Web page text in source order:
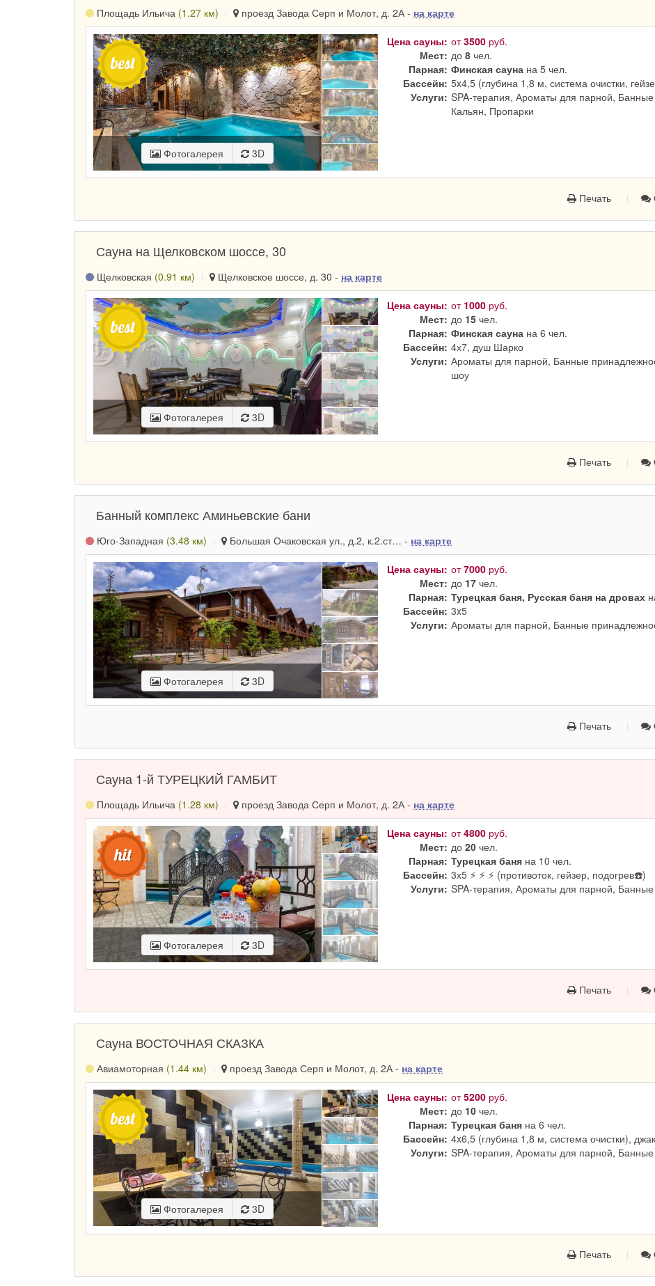
Площадь Ильича (1.27 км) проезд Завода Серп и Молот, д. 2А - на карте
Фотогалерея 3D
Цена сауны: от3500 руб.
Мест: до8 чел.
Парная: Финская сауна на 5 чел.
Бассейн: 5x4,5 (глубина 1,8 м, система очистки,
Услуги: SPA-терапия, Ароматы для парной,
Кальян, Пропарки
Печать
Сауна на Щелковском шоссе, 30
Щелковская (0.91 км) Щелковское шоссе, д. 30 - на карте
Фотогалерея 3D
Цена сауны: от 1000 руб.
Мест: до 15 чел.
Парная: Финская сауна на 6 чел.
Бассейн: 4х7, душ Шарко
Услуги: Ароматы для парной, Банные
шоу
Печать
Банный комплекс Аминьевские бани
Юго-Западная (3.48 км) Большая Очаковская ул., д.2, к.2.ст… - на карте
Фотогалерея 3D
Цена сауны: от7000 руб.
Мест: до 17 чел.
Парная: Турецкая баня, Русская баня на дровах
Бассейн: 3x5
Услуги: Ароматы для парной, Банные
Печать
Сауна 1-й ТУРЕЦКИЙ ГАМБИТ
Площадь Ильича (1.28 км) проезд Завода Серп и Молот, д. 2А - на карте
Фотогалерея 3D
Цена сауны: от4800 руб.
Мест: до20 чел.
Парная: Турецкая баня на 10 чел.
Бассейн: 3х5 ⚡ ⚡ ⚡ (противоток, гейзер, подогрев☎️)
Услуги: SPA-терапия, Ароматы для парной,
Печать
Сауна ВОСТОЧНАЯ СКАЗКА
Авиамоторная (1.44 км) проезд Завода Серп и Молот, д. 2А - на карте
Фотогалерея 3D
Цена сауны: от5200 руб.
Мест: до 10 чел.
Парная: Турецкая баня на 6 чел.
Бассейн: 4x6,5 (глубина 1,8 м, система очистки),
Услуги: SPA-терапия, Ароматы для парной,
Печать